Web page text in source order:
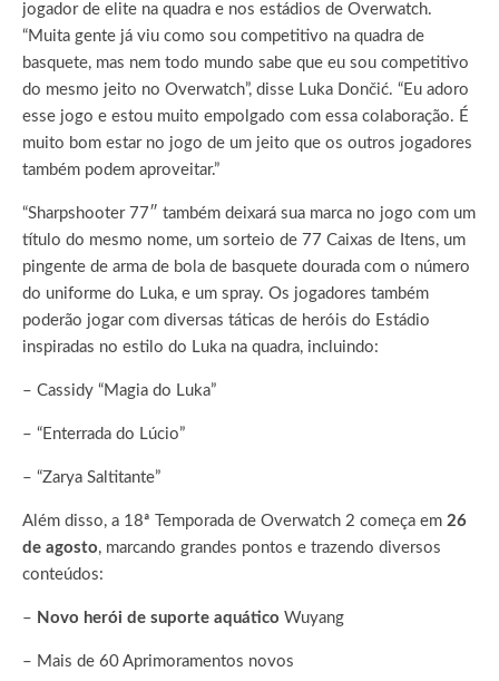
jogador de elite na quadra e nos estádios de Overwatch.
“Muita gente já viu como sou competitivo na quadra de
basquete, mas nem todo mundo sabe que eu sou competitivo
do mesmo jeito no Overwatch”, disse Luka Dončić. “Eu adoro
esse jogo e estou muito empolgado com essa colaboração. É
muito bom estar no jogo de um jeito que os outros jogadores
também podem aproveitar.”
“Sharpshooter 77″ também deixará sua marca no jogo com um
título do mesmo nome, um sorteio de 77 Caixas de Itens, um
pingente de arma de bola de basquete dourada com o número
do uniforme do Luka, e um spray. Os jogadores também
poderão jogar com diversas táticas de heróis do Estádio
inspiradas no estilo do Luka na quadra, incluindo:
– Cassidy “Magia do Luka”
– “Enterrada do Lúcio”
– “Zarya Saltitante”
Além disso, a 18ª Temporada de Overwatch 2 começa em 26
de agosto, marcando grandes pontos e trazendo diversos
conteúdos:
– Novo herói de suporte aquático Wuyang
– Mais de 60 Aprimoramentos novos